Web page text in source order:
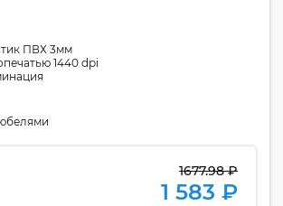
ПВХ 3мм
1440 dpi
1677.98 ₽
1 583 ₽